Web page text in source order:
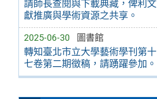
請師長查閱與下載典藏，俾利文
獻推廣與學術資源之共享。
2025-06-30 圖書館
轉知臺北市立大學藝術學刊第十
七卷第二期徵稿，請踴躍參加。